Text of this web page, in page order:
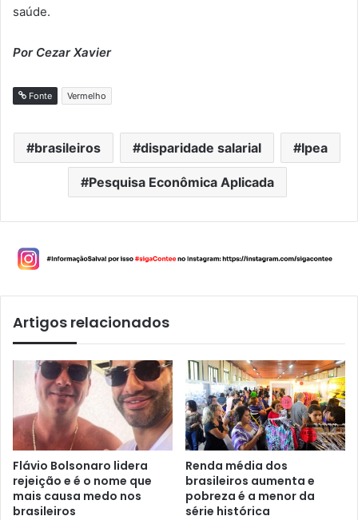
saúde.
Por Cezar Xavier
Fonte Vermelho
brasileiros disparidade salarial Ipea
Pesquisa Econômica Aplicada
Artigos relacionados
Flávio Bolsonaro lidera
rejeição e é o nome que
mais causa medo nos
brasileiros
Renda média dos
brasileiros aumenta e
pobreza é a menor da
série histórica